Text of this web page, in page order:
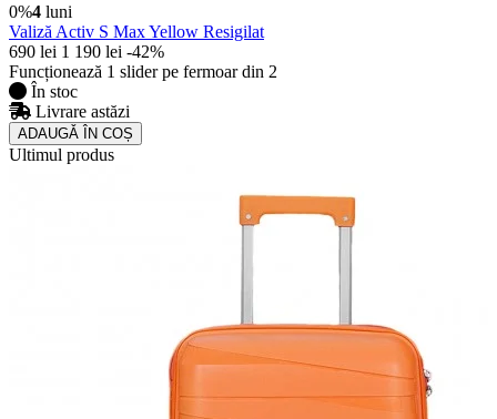
0%4 luni
Valiză Activ S Max Yellow Resigilat
690 lei 1 190 lei -42%
Funcționează 1 slider pe fermoar din 2
În stoc
Livrare astăzi
ADAUGǍ ÎN COȘ
Ultimul produs